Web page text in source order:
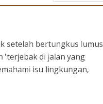
setelah bertungkus lumus
'terjebak di jalan yang
isu lingkungan,